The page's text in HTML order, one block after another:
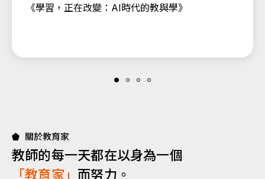
《學習，正在改變：AI時代的教與學》
關於教育家
教師的每一天都在以身為一個
「教育家」 而努力。